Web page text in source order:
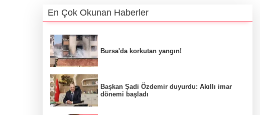
En Çok Okunan Haberler
Bursa'da korkutan yangın!
Başkan Şadi Özdemir duyurdu: Akıllı imar
dönemi başladı